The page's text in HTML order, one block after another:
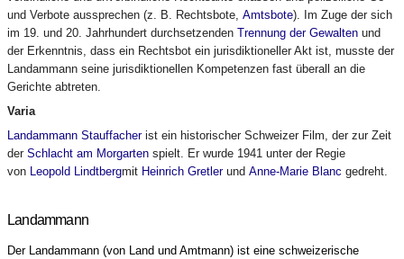
und Verbote aussprechen (z. B. Rechtsbote, Amtsbote). Im Zuge der sich
im 19. und 20. Jahrhundert durchsetzenden Trennung der Gewalten und
der Erkenntnis, dass ein Rechtsbot ein jurisdiktioneller Akt ist, musste der
Landammann seine jurisdiktionellen Kompetenzen fast überall an die
Gerichte abtreten.
Varia
Landammann Stauffacherist ein historischer Schweizer Film, der zur Zeit
der Schlacht am Morgarten spielt. Er wurde 1941 unter der Regie
von Leopold Lindtbergmit Heinrich Gretlerund Anne-Marie Blanc gedreht.
Landammann
Der Landammann (von Land und Amtmann) ist eine schweizerische